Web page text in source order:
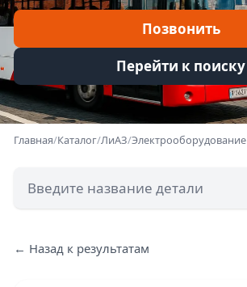
Позвонить
Перейти к поиску
Главная/Каталог/ЛиАЗ/Электрооборудование
← Назад к результатам